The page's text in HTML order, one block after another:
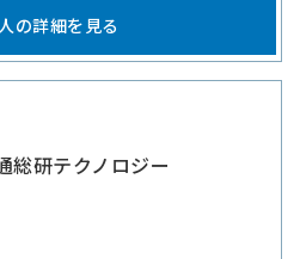
の詳細を見る
総研テクノロジー